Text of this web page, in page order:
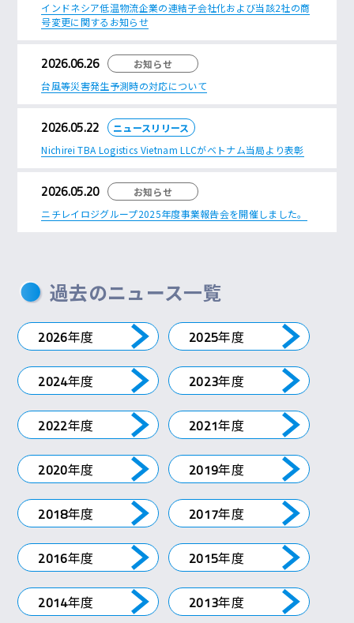
インドネシア低温物流企業の連結子会社化および当該2社の商
号変更に関するお知らせ
2026.06.26
お知らせ
台風等災害発生予測時の対応について
2026.05.22
ニュースリリース
Nichirei TBA Logistics Vietnam LLCがベトナム当局より表彰
2026.05.20
お知らせ
ニチレイロジグループ2025年度事業報告会を開催しました。
過去のニュース一覧
2026年度 2025年度
2024年度 2023年度
2022年度 2021年度
2020年度 2019年度
2018年度 2017年度
2016年度 2015年度
2014年度 2013年度